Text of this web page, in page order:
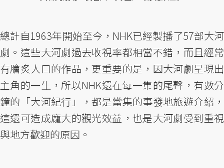
總計自1963年開始至今，NHK已經製播了57部大河
劇。這些大河劇過去收視率都相當不錯，而且經常
有膾炙人口的作品，更重要的是，因大河劇呈現出
主角的一生，所以NHK還在每一集的尾聲，有數分
鐘的「大河紀行」，都是當集的事發地旅遊介紹，
這還可造成龐大的觀光效益，也是大河劇受到重視
與地方歡迎的原因。